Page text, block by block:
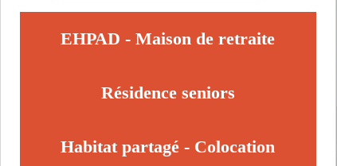
Saint-Amand-les-Eaux (59230)
Saint-Saulve (59880)
EHPAD - Maison de retraite
Résidence seniors
Habitat partagé - Colocation